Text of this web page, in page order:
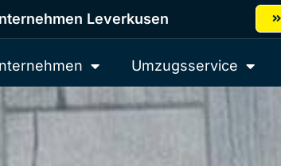
Leverkusen
Umzugsservice